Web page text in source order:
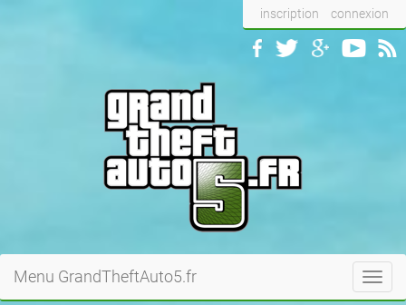
inscription connexion
Menu GrandTheftAuto5.fr